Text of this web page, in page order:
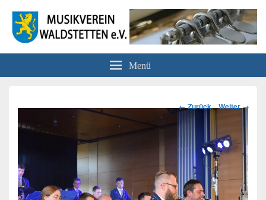
Musikverein Waldstetten e.V.
Menü
Bilder-
Navigation
← Zurück Weiter →